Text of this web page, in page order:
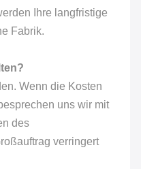
Ihre langfristige
Fabrik.
Wenn die Kosten
uns wir mit
des
verringert